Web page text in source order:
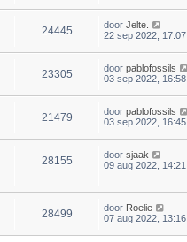
24445 door Jelte.
22 sep 2022, 17:07
23305 door pablofossils
03 sep 2022, 16:58
21479 door pablofossils
03 sep 2022, 16:45
28155 door sjaak
09 aug 2022, 14:21
28499 door Roelie
07 aug 2022, 13:16